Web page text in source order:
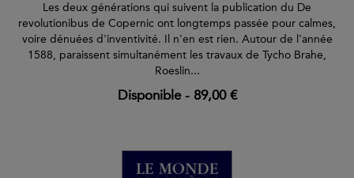
Les deux générations qui suivent la publication du De
revolutionibus de Copernic ont longtemps passée pour calmes,
voire dénuées d'inventivité. Il n'en est rien. Autour de l'année
1588, paraissent simultanément les travaux de Tycho Brahe,
Roeslin...
Disponible- 89,00 €